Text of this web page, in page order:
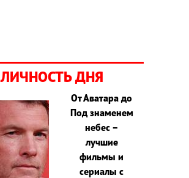
ЛИЧНОСТЬ ДНЯ
От Аватара до
Под знаменем
небес –
лучшие
фильмы и
сериалы с